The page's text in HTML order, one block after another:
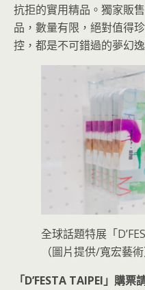
抗拒的實用精品。獨家販
品，數量有限，絕對值得
控，都是不可錯過的夢幻逸
全球話題特展「
（圖片提供/寬宏藝術
「D’FESTA TAIPEI」購